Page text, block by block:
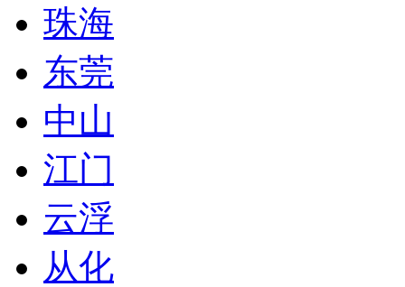
珠海
东莞
中山
江门
云浮
从化